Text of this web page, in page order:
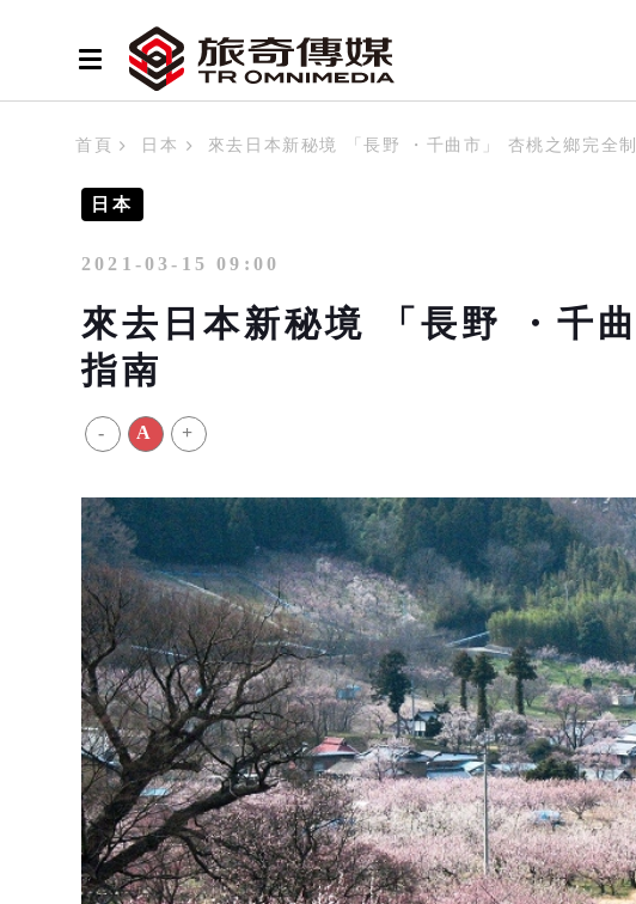
首頁 日本 來去日本新秘境 「長野 ・千曲市」 杏桃之鄉完全
日本
2021-03-15 09:00
來去日本新秘境 「長野 ・千
指南
- A +